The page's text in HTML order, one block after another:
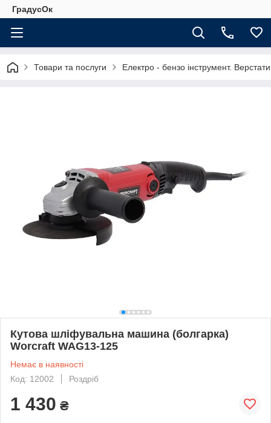
ГрадусОк
Товари та послуги Електро - бензо інструмент. Верстати
Кутова шліфувальна машина (болгарка)
Worcraft WAG13-125
Немає в наявності
Код: 12002
Роздріб
1 430 ₴